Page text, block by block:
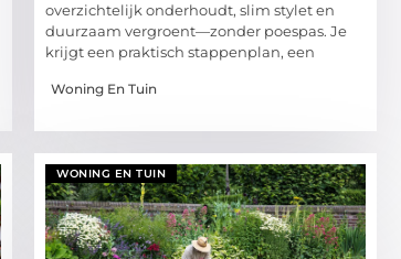
overzichtelijk onderhoudt, slim stylet en
duurzaam vergroent—zonder poespas. Je
krijgt een praktisch stappenplan, een
Woning En Tuin
WONING EN TUIN